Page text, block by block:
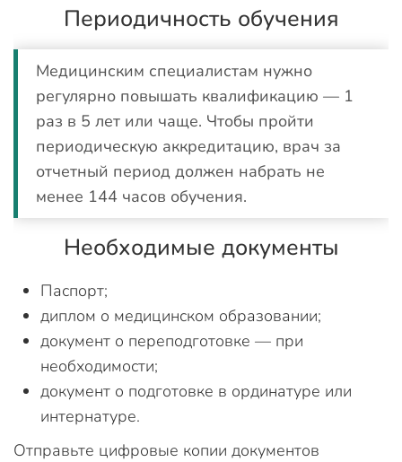
Периодичность обучения
Медицинским специалистам нужно
регулярно повышать квалификацию — 1
раз в 5 лет или чаще. Чтобы пройти
периодическую аккредитацию, врач за
отчетный период должен набрать не
менее 144 часов обучения.
Необходимые документы
Паспорт;
диплом о медицинском образовании;
документ о переподготовке — при
необходимости;
документ о подготовке в ординатуре или
интернатуре.
Отправьте цифровые копии документов